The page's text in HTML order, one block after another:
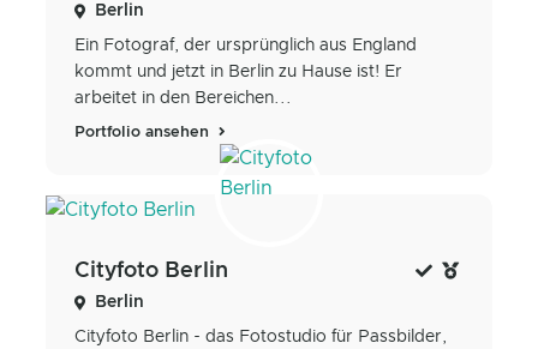
Berlin
Ein Fotograf, der ursprünglich aus England
kommt und jetzt in Berlin zu Hause ist! Er
arbeitet in den Bereichen...
Portfolio ansehen
Cityfoto Berlin
Berlin
Cityfoto Berlin - das Fotostudio für Passbilder,